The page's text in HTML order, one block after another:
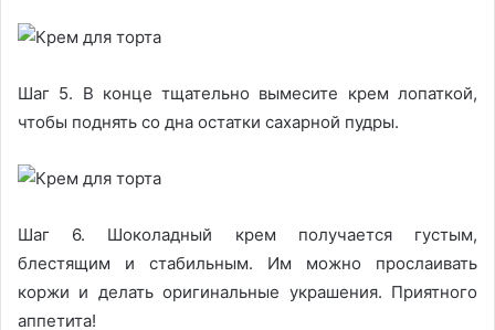
Шаг 5. В конце тщательно вымесите крем лопаткой,
чтобы поднять со дна остатки сахарной пудры.
Шаг 6. Шоколадный крем получается густым,
блестящим и стабильным. Им можно прослаивать
коржи и делать оригинальные украшения. Приятного
аппетита!